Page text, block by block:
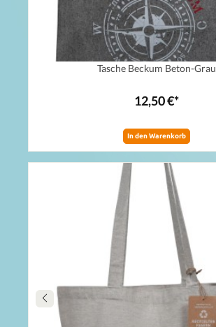
Tasche Beckum Beton-Grau
12,50 €*
In den Warenkorb